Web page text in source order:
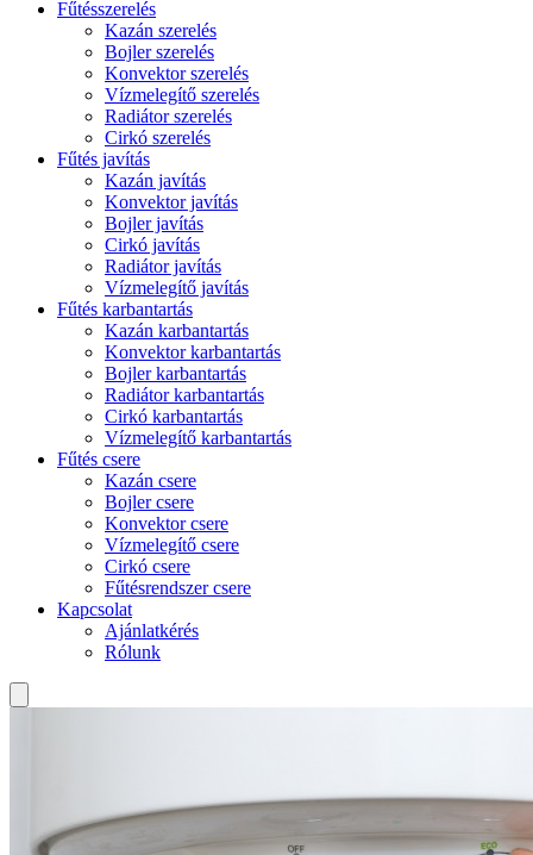
Fűtésszerelés
Kazán szerelés
Bojler szerelés
Konvektor szerelés
Vízmelegítő szerelés
Radiátor szerelés
Cirkó szerelés
Fűtés javítás
Kazán javítás
Konvektor javítás
Bojler javítás
Cirkó javítás
Radiátor javítás
Vízmelegítő javítás
Fűtés karbantartás
Kazán karbantartás
Konvektor karbantartás
Bojler karbantartás
Radiátor karbantartás
Cirkó karbantartás
Vízmelegítő karbantartás
Fűtés csere
Kazán csere
Bojler csere
Konvektor csere
Vízmelegítő csere
Cirkó csere
Fűtésrendszer csere
Kapcsolat
Ajánlatkérés
Rólunk